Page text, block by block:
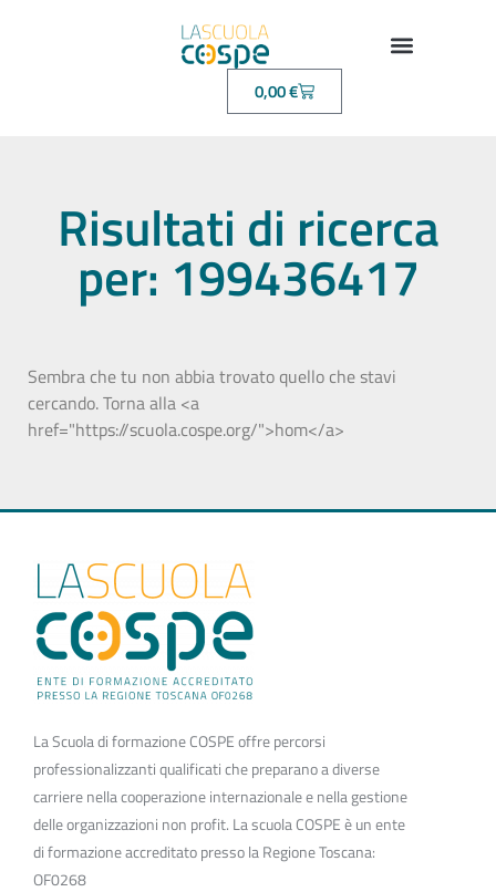
0,00€
Risultati di ricerca
per: 199436417
Sembra che tu non abbia trovato quello che stavi
cercando. Torna alla <a
href="https://scuola.cospe.org/">hom</a>
La Scuola di formazione COSPE offre percorsi
professionalizzanti qualificati che preparano a diverse
carriere nella cooperazione internazionale e nella gestione
delle organizzazioni non profit. La scuola COSPE è un ente
di formazione accreditato presso la Regione Toscana:
OF0268